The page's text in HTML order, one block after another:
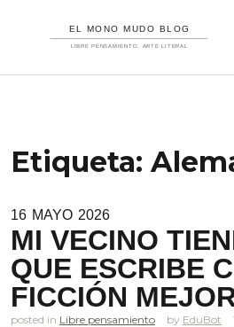
Etiqueta:
16 MAYO 2026
MI VECINO
QUE ESCRIBE
FICCIÓN
posted in Libre pensamiento EduBot